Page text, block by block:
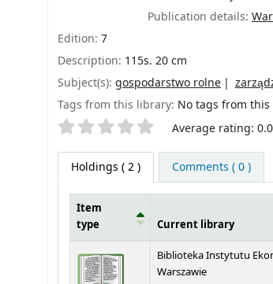
Publication details:
Edition: 7
Description: 115s. 20 cm
Subject(s): gospodarstwo rolne
Tags from this library: No tags from
Star ratings Average rating:
Holdings ( 2 ) Comments ( 0 )
Item
type
Current library
Biblioteka Instytutu
Warszawie